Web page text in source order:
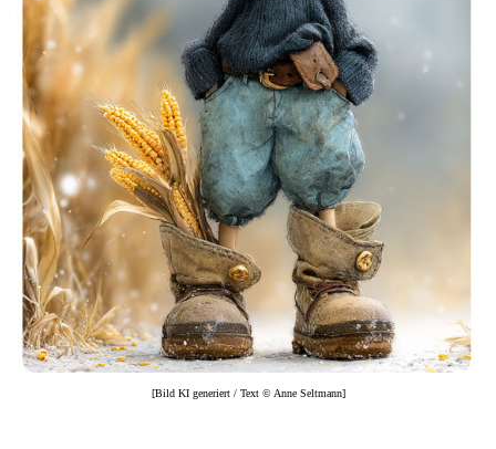
[Bild KI generiert / Text © Anne Seltmann]